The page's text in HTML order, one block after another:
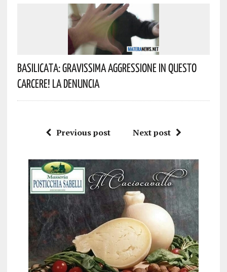
Basilicata: Gravissima Aggressione In Questo
Carcere! La Denuncia
Previous post Next post